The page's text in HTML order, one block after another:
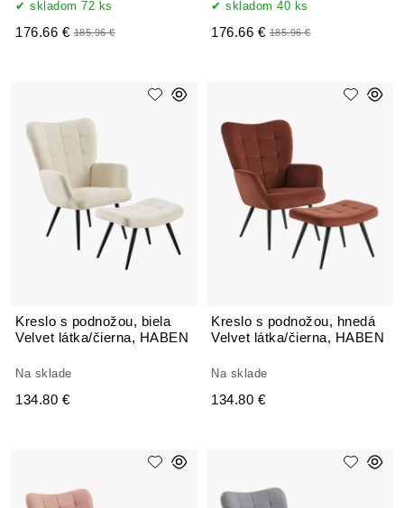
skladom 72 ks
176.66 € 185.96 €
skladom 40 ks
176.66 € 185.96 €
Kreslo s podnožou, biela
Velvet látka/čierna, HABEN
Na sklade
134.80 €
Kreslo s podnožou, hnedá
Velvet látka/čierna, HABEN
Na sklade
134.80 €